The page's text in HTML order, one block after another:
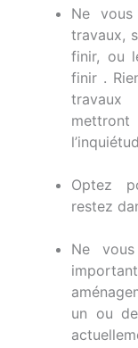
Ne
travaux,
finir, ou
finir .
travaux
Optez
restez
Ne
un ou